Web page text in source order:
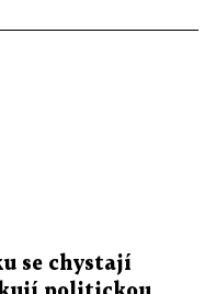
se chystají